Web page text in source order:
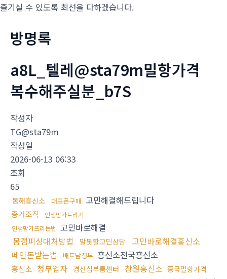
즐기실 수 있도록 최선을 다하겠습니다.
방명록
a8L_텔레@sta79m밀항가격
복수해주실분_b7S
작성자
TG@sta79m
작성일
2026-06-13 06:33
조회
65
동해흥신소 대포폰구매 고민해결해드립니다
증거조작
인생망가트리기
인생망가뜨리는법 고민바로해결
몸캠피싱대처방법
말못할고민상담
고민바로해결흥신소
떼인돈받는법
배트남청부 흥신소전국흥신소
흥신소 청부업자 경산심부름센터 창원흥신소 중국밀항가격